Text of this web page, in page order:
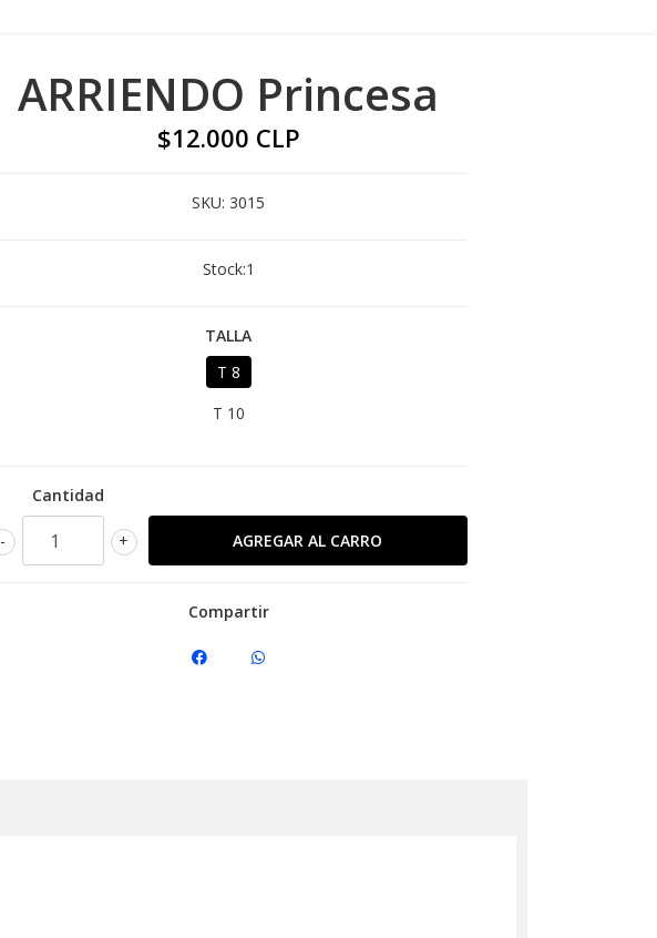
ARRIENDO Princesa
$12.000 CLP
SKU: 3015
Stock:1
TALLA
T 8
T 10
Cantidad
+
-
Compartir